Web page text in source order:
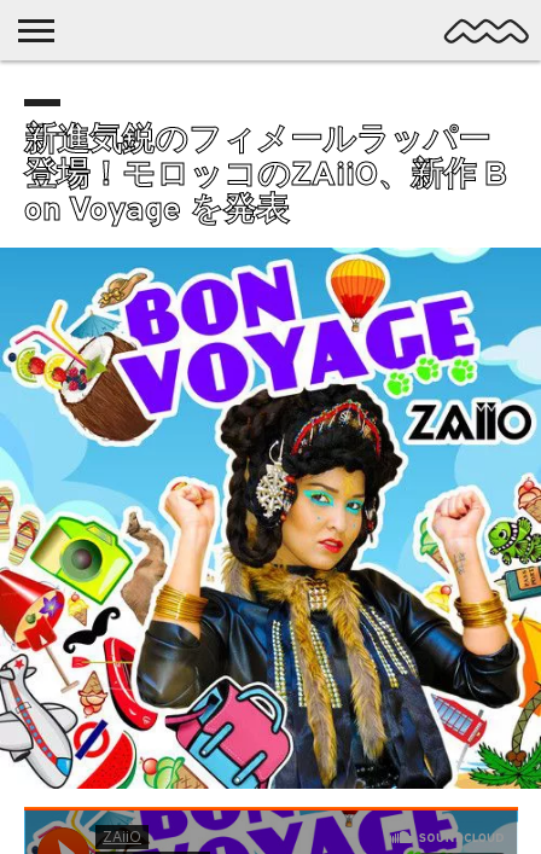
POSTS
/ DL
POP
ALTERNATIVE
ELECTRONIC
SSW
FOLK
PSYCH
DREAMPOP
POSTPUNK
LO-
FI
GARAGE
EXPERIMENTAL
SYNTHPOP
PUNK
SHOEGAZE
SOUL
BEDROOM
R&B
新進気鋭のフィメールラッパー
登場！モロッコのZAiiO、新作 B
on Voyage を発表